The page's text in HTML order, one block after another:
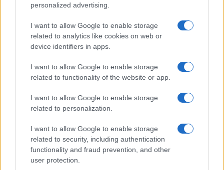
personalized advertising.
I want to allow Google to enable storage
related to analytics like cookies on web or
device identifiers in apps.
I want to allow Google to enable storage
related to functionality of the website or app.
I want to allow Google to enable storage
related to personalization.
I want to allow Google to enable storage
related to security, including authentication
functionality and fraud prevention, and other
user protection.
Governo e opposizione in contrasto: le accuse di Conte sulle
mascherine contraffatte
Francesca Galli · 7 Ago 2026